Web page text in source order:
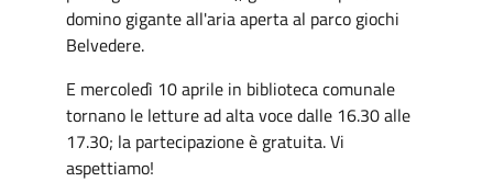
domino gigante all'aria aperta al parco giochi
Belvedere.
E mercoledì 10 aprile in biblioteca comunale
tornano le letture ad alta voce dalle 16.30 alle
17.30; la partecipazione è gratuita. Vi
aspettiamo!